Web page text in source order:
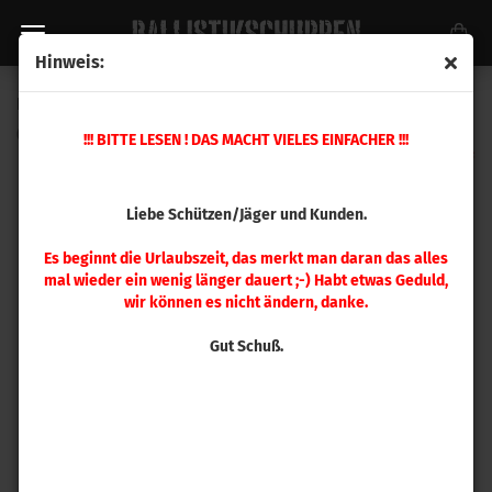
Hinweis:
!!! BITTE LESEN ! DAS MACHT VIELES EINFACHER !!!
Liebe Schützen/Jäger und Kunden.
Es beginnt die Urlaubszeit, das merkt man daran das alles
mal wieder ein wenig länger dauert ;-) Habt etwas Geduld,
wir können es nicht ändern, danke.
Gut Schuß.
044144)